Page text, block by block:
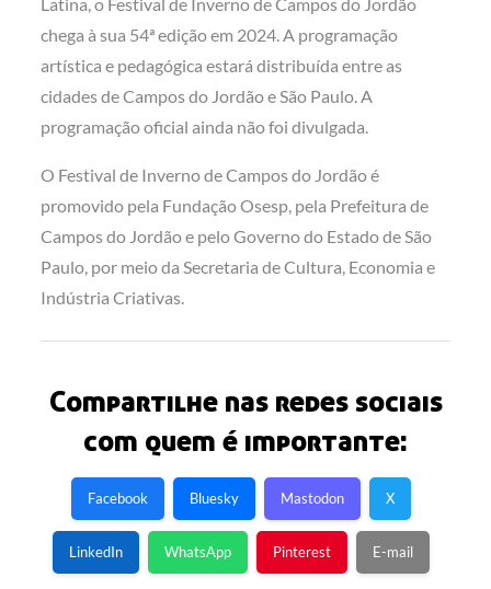
chega à sua 54ª edição em 2024. A programação
artística e pedagógica estará distribuída entre as
cidades de Campos do Jordão e São Paulo. A
programação oficial ainda não foi divulgada.
O Festival de Inverno de Campos do Jordão é
promovido pela Fundação Osesp, pela Prefeitura de
Campos do Jordão e pelo Governo do Estado de São
Paulo, por meio da Secretaria de Cultura, Economia e
Indústria Criativas.
Compartilhe nas redes sociais
com quem é importante:
Facebook Bluesky Mastodon X
LinkedIn WhatsApp Pinterest E-mail